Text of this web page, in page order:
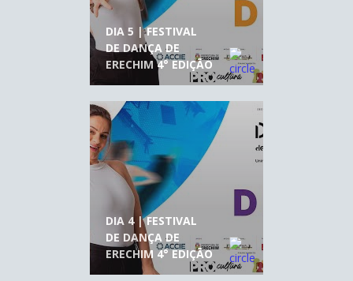
DIA 5 | FESTIVAL
DE DANÇA DE
ERECHIM 4° EDIÇÃO
DIA 4 | FESTIVAL
DE DANÇA DE
ERECHIM 4° EDIÇÃO